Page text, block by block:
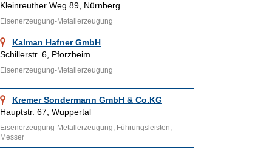
Kleinreuther Weg 89, Nürnberg
Eisenerzeugung-Metallerzeugung
Kalman Hafner GmbH
Schillerstr. 6, Pforzheim
Eisenerzeugung-Metallerzeugung
Kremer Sondermann GmbH & Co.KG
Hauptstr. 67, Wuppertal
Eisenerzeugung-Metallerzeugung, Führungsleisten,
Messer